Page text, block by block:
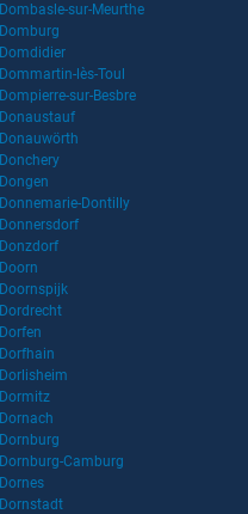
Dombasle-sur-Meurthe
Domburg
Domdidier
Dommartin-lès-Toul
Dompierre-sur-Besbre
Donaustauf
Donauwörth
Donchery
Dongen
Donnemarie-Dontilly
Donnersdorf
Donzdorf
Doorn
Doornspijk
Dordrecht
Dorfen
Dorfhain
Dorlisheim
Dormitz
Dornach
Dornburg
Dornburg-Camburg
Dornes
Dornstadt